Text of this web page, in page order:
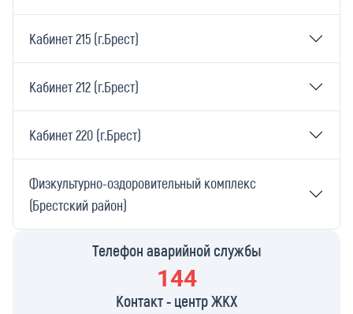
Кабинет 215 (г.Брест)
Кабинет 212 (г.Брест)
Кабинет 220 (г.Брест)
Физкультурно-оздоровительный комплекс
(Брестский район)
Телефон аварийной службы
144
Контакт - центр ЖКХ